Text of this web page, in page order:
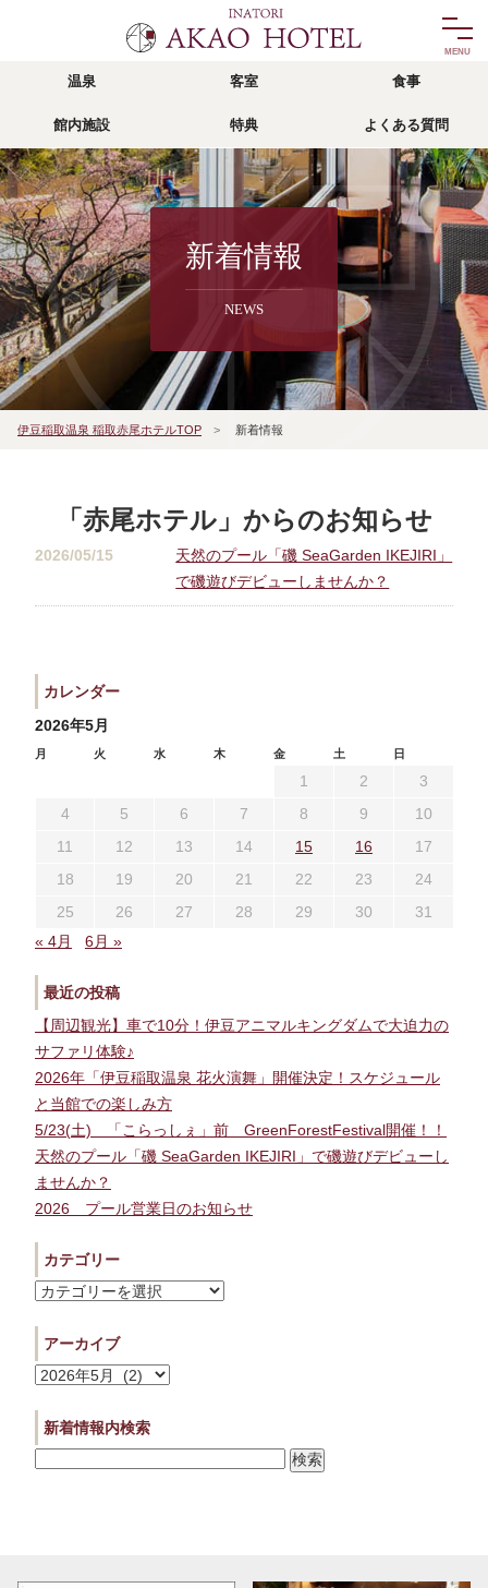
食事
food
館内施設
facility
リゾッチャ
risocha izu
特典
privilege
アクセス よくある質問
faq
宿泊予約
reservation
予約確認・キャンセル
宿泊約款
温泉 客室 食事
館内施設 特典 よくある質問
新着情報
NEWS
伊豆稲取温泉 稲取赤尾ホテルTOP > 新着情報
「赤尾ホテル」からのお知らせ
2026/05/15
天然のプール「磯 SeaGarden IKEJIRI」
で磯遊びデビューしませんか？
カレンダー
2026年5月
月 火 水 木 金 土 日
1 2
3
4
5 6 7 8 9
10
11
12 13 14 15 16
17
18
19 20 21 22 23
24
25
26 27 28 29 30
31
« 4月
6月 »
最近の投稿
【周辺観光】車で10分！伊豆アニマルキングダムで大迫力の
サファリ体験♪
2026年「伊豆稲取温泉 花火演舞」開催決定！スケジュール
と当館での楽しみ方
5/23(土) 「こらっしぇ」前 GreenForestFestival開催！！
天然のプール「磯 SeaGarden IKEJIRI」で磯遊びデビューし
ませんか？
2026 プール営業日のお知らせ
カテゴリー
カ
ゴ
リ
アーカイブ
ア
カ
イ
新着情報内検索